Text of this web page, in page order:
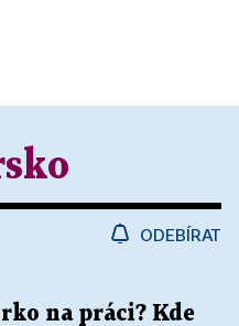
ODEBÍRAT
na práci? Kde